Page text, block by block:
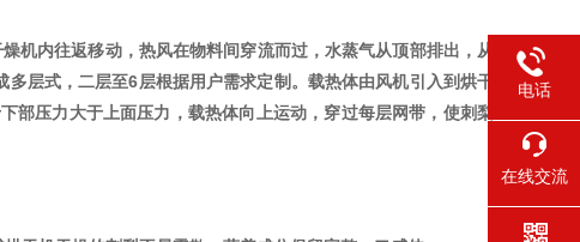
机内往返移动，热风在物料间穿流而过，水蒸气从顶部排出，从
层式，二层至6层根据用户需求定制。载热体由风机引入到烘干
压力大于上面压力，载热体向上运动，穿过每层网带，使刺梨
电话
在线交流